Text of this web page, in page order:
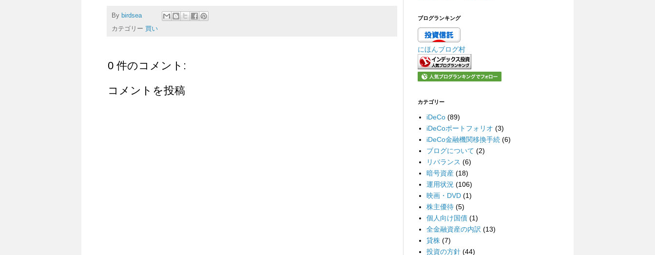
By birdsea
カテゴリー 買い
0 件のコメント:
コメントを投稿
ブログランキング
にほんブログ村
カテゴリー
iDeCo (89)
iDeCoポートフォリオ (3)
iDeCo金融機関移換手続 (6)
ブログについて (2)
リバランス (6)
暗号資産 (18)
運用状況 (106)
映画・DVD (1)
株主優待 (5)
個人向け国債 (1)
全金融資産の内訳 (13)
貸株 (7)
投資の方針 (44)